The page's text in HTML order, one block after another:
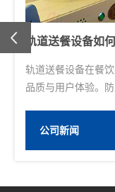
Previous
轨道送餐设备的
轨道送餐设备作为
局直接关系到设备
公司新闻